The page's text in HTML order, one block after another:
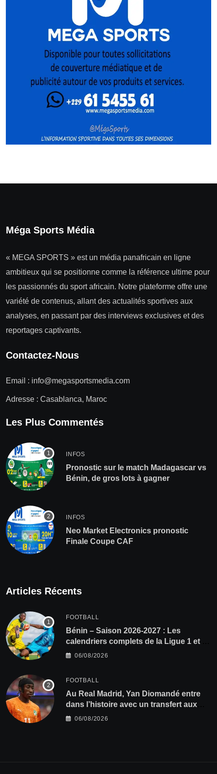
Méga Sports Média
« MEGA SPORTS » est un média panafricain en ligne
ambitieux qui se positionne comme la référence ultime pour
les passionnés du sport africain. Notre plateforme offre une
variété de contenus, allant des actualités sportives aux
analyses, en passant par des interviews exclusives et des
reportages captivants.
Contactez-Nous
Email : info@megasportsmedia.com
Adresse : Casablanca, Maroc
Les Plus Commentés
INFOS
Pronostic sur le match Madagascar vs
Bénin, de gros lots à gagner
INFOS
Neo Market Electronics pronostic
Finale Coupe CAF
Articles Récents
FOOTBALL
Bénin – Saison 2026-2027 : Les
calendriers complets de la Ligue 1 et de
la Ligue 2 dévoilés
06/08/2026
FOOTBALL
Au Real Madrid, Yan Diomandé entre
dans l’histoire avec un transfert aux
multiples records
06/08/2026